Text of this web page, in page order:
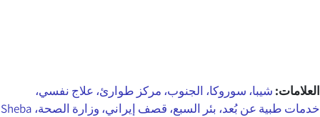
العلامات: شيبا، سوروكا، الجنوب، مركز طوارئ، علاج نفسي،
خدمات طبية عن بُعد، بئر السبع، قصف إيراني، وزارة الصحة، Sheba